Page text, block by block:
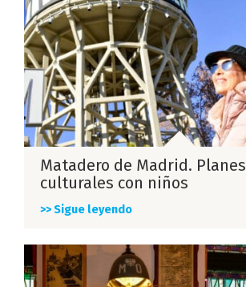
Matadero de Madrid. Planes
culturales con niños
>> Sigue leyendo